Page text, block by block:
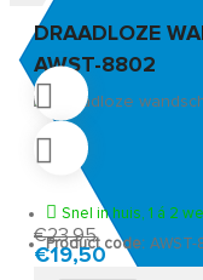
DRAADLOZE
AWST-8802
Snel in huis, 1 á 2
Product code:
€23,95
€19,50